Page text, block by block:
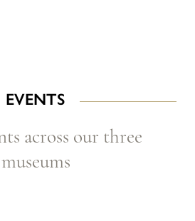
EVENTS
across our three
museums